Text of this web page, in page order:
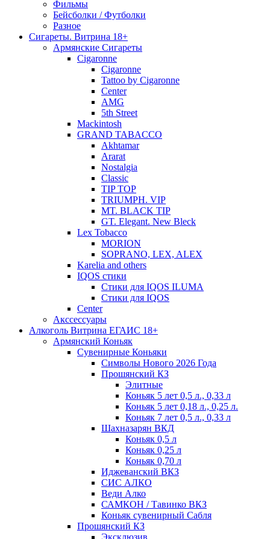
Фильмы
Бейсболки / Футболки
Разное
Сигареты. Витрина 18+
Армянские Сигареты
Cigaronne
Cigaronne
Tattoo by Cigaronne
Center
AMG
5th Street
Mackintosh
GRAND TABACCO
Akhtamar
Ararat
Nostalgia
Classic
TIP TOP
TRIUMPH. VIP
MT. BLACK TIP
GT. Elegant. New Bleck
Lex Tobacco
MORION
SOPRANO, LEX, ALEX
Karelia and others
IQOS стики
Стики для IQOS ILUMA
Стики для IQOS
Сenter
Акссессуары
Алкоголь Витрина ЕГАИС 18+
Армянский Коньяк
Сувенирные Коньяки
Символы Нового 2026 Года
Прошянский КЗ
Элитные
Коньяк 5 лет 0,5 л., 0,33 л
Коньяк 5 лет 0,18 л., 0,25 л.
Коньяк 7 лет 0,5 л., 0,33 л
Шахназарян ВКД
Коньяк 0,5 л
Коньяк 0,25 л
Коньяк 0,70 л
Иджеванский ВКЗ
СИС АЛКО
Веди Алко
САМКОН / Тавинко ВКЗ
Коньяк сувенирный Сабля
Прошянский КЗ
Эксклюзив